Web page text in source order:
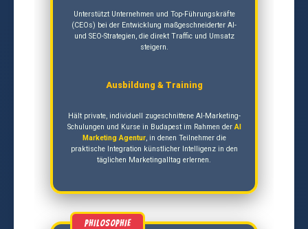
Unterstützt Unternehmen und Top-Führungskräfte
(CEOs) bei der Entwicklung maßgeschneiderter AI-
und SEO-Strategien, die direkt Traffic und Umsatz
steigern.
Ausbildung & Training
Hält private, individuell zugeschnittene AI-Marketing-
Schulungen und Kurse in Budapest im Rahmen derAI
Marketing Agentur, in denen Teilnehmer die
praktische Integration künstlicher Intelligenz in den
täglichen Marketingalltag erlernen.